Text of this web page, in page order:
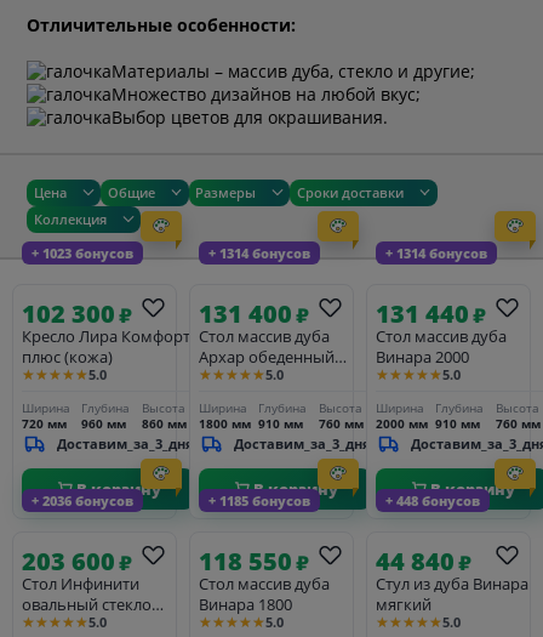
Отличительные особенности:
Материалы – массив дуба, стекло и другие;
Множество дизайнов на любой вкус;
Выбор цветов для окрашивания.
Цена Общие Размеры
Сроки доставки
Коллекция
+ 1023 бонусов
102 300₽
Кресло Лира Комфорт
плюс (кожа)
★★★★★5.0
Ширина
720 мм
Глубина
960 мм
Высота
860 мм
Доставим_за_3_дня
В корзину
+ 1314 бонусов
131 400₽
Стол массив дуба
Архар обеденный
1800
★★★★★5.0
Ширина
1800 мм
Глубина
910 мм
Высота
760 мм
Доставим_за_3_дня
В корзину
+ 1314 бонусов
131 440₽
Стол массив дуба
Винара 2000
★★★★★5.0
Ширина
2000 мм
Глубина
910 мм
Высота
760 мм
В корзину
+ 2036 бонусов
203 600₽
Стол Инфинити
овальный стекло
двойной 2200
★★★★★5.0
+ 1185 бонусов
118 550₽
Стол массив дуба
Винара 1800
★★★★★5.0
+ 448 бонусов
44 840₽
Стул из дуба Винара
мягкий
★★★★★5.0